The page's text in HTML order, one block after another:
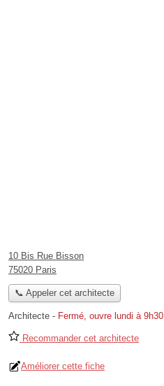
10 Bis Rue Bisson
75020 Paris
📞 Appeler cet architecte
Architecte - Fermé, ouvre lundi à 9h30
Recommander cet architecte
Améliorer cette fiche